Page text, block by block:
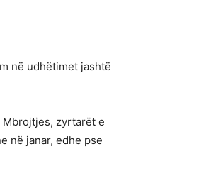
në udhëtimet jashtë
zyrtarët e
në janar, edhe pse